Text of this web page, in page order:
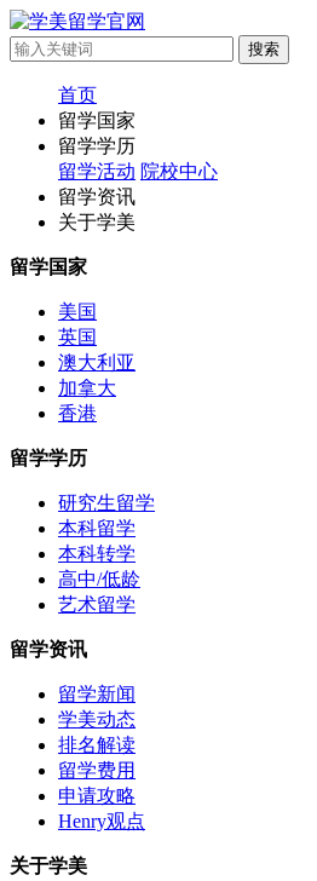
首页
留学国家
留学学历
留学活动 院校中心
留学资讯
关于学美
留学国家
美国
英国
澳大利亚
加拿大
香港
留学学历
研究生留学
本科留学
本科转学
高中/低龄
艺术留学
留学资讯
留学新闻
学美动态
排名解读
留学费用
申请攻略
Henry观点
关于学美